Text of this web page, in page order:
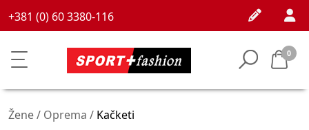
+381 (0) 60 3380-116
0
Žene / Oprema / Kačketi